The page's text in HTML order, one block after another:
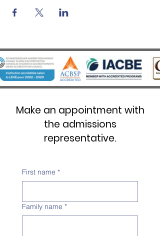
Make an appointment with
the admissions
representative.
First name *
Family name *